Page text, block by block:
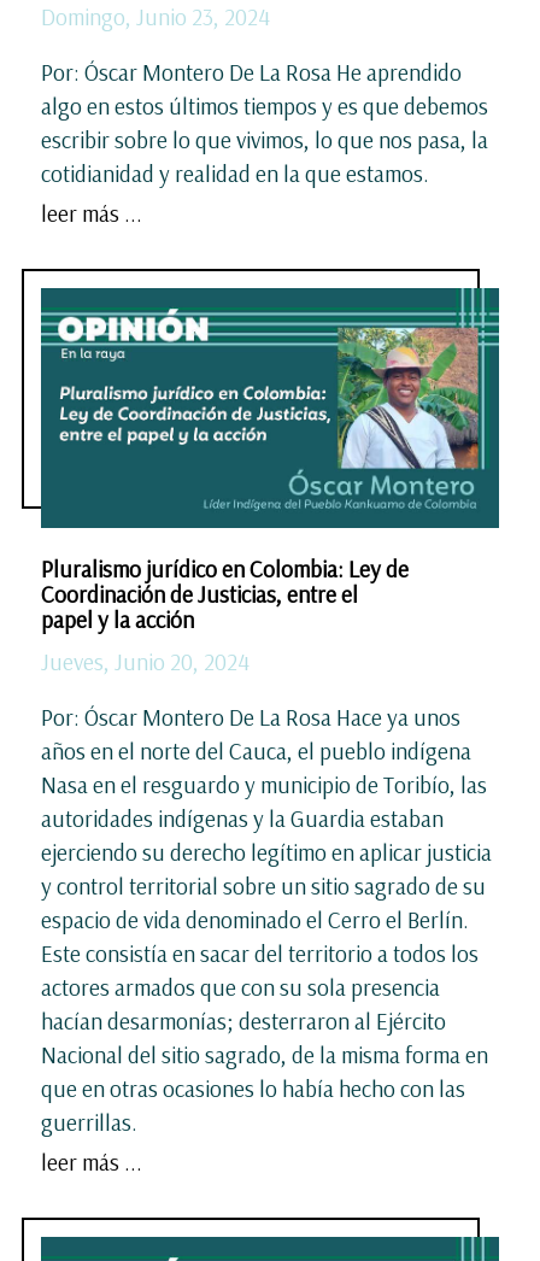
Domingo, Junio 23, 2024
Por: Óscar Montero De La Rosa He aprendido
algo en estos últimos tiempos y es que debemos
escribir sobre lo que vivimos, lo que nos pasa, la
cotidianidad y realidad en la que estamos.
leer más ...
Pluralismo jurídico en Colombia: Ley de
Coordinación de Justicias, entre el
papel y la acción
Jueves, Junio 20, 2024
Por: Óscar Montero De La Rosa Hace ya unos
años en el norte del Cauca, el pueblo indígena
Nasa en el resguardo y municipio de Toribío, las
autoridades indígenas y la Guardia estaban
ejerciendo su derecho legítimo en aplicar justicia
y control territorial sobre un sitio sagrado de su
espacio de vida denominado el Cerro el Berlín.
Este consistía en sacar del territorio a todos los
actores armados que con su sola presencia
hacían desarmonías; desterraron al Ejército
Nacional del sitio sagrado, de la misma forma en
que en otras ocasiones lo había hecho con las
guerrillas.
leer más ...